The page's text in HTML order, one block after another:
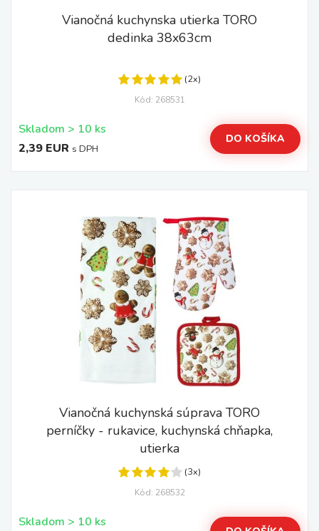
Vianočná kuchynska utierka TORO
dedinka 38x63cm
(2x)
Kód: 268531
Skladom > 10 ks
2,39 EUR s DPH
DO KOŠÍKA
Vianočná kuchynská súprava TORO
perníčky - rukavice, kuchynská chňapka,
utierka
(3x)
Kód: 268532
Skladom > 10 ks